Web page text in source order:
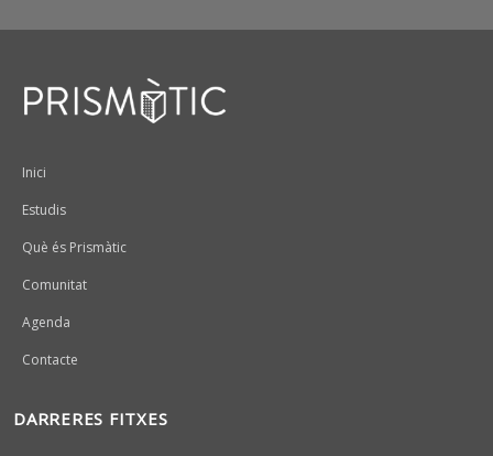
Peu
Inici
Estudis
Què és Prismàtic
Comunitat
Agenda
Contacte
DARRERES FITXES